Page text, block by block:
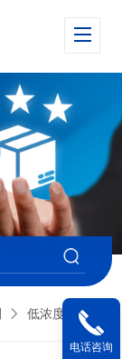
低浓度烟尘采样管（22代）
电话咨询